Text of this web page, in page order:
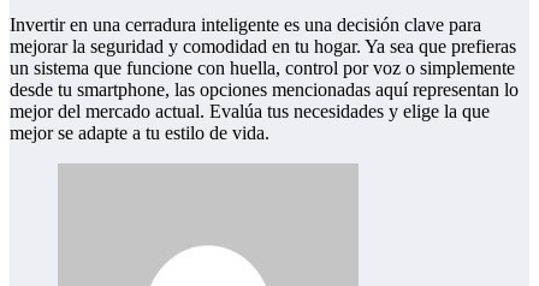
Invertir en una cerradura inteligente es una decisión clave para
mejorar la seguridad y comodidad en tu hogar. Ya sea que prefieras
un sistema que funcione con huella, control por voz o simplemente
desde tu smartphone, las opciones mencionadas aquí representan lo
mejor del mercado actual. Evalúa tus necesidades y elige la que
mejor se adapte a tu estilo de vida.